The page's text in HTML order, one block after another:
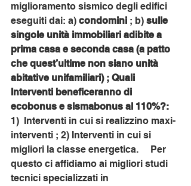
miglioramento sismico degli edifici
eseguiti dai: a) condomini ; b) sulle
singole unità immobiliari adibite a
prima casa e seconda casa (a patto
che quest’ultime non siano unità
abitative unifamiliari) ; Quali
Interventi beneficeranno di
ecobonus e sismabonus al 110%?:
1)  Interventi in cui si realizzino maxi-
interventi ; 2) Interventi in cui si
migliori la classe energetica.     Per
questo ci affidiamo ai migliori studi
tecnici specializzati in